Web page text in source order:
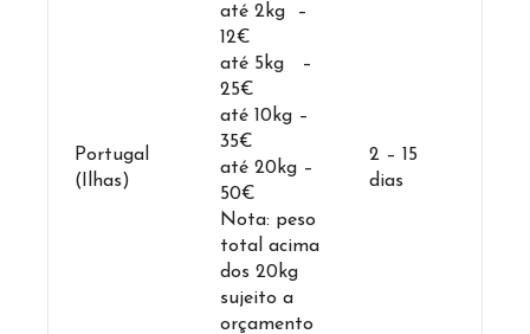
Portugal
(Ilhas)
até 2kg –
12€
até 5kg –
25€
até 10kg –
35€
até 20kg –
50€
Nota: peso
total acima
dos 20kg
sujeito a
orçamento
2 – 15
dias